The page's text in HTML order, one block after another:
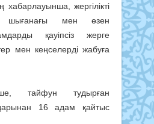
жергілікті
шығанағы мен өзен
қауіпсіз жерге
мен кеңселерді жабуға
тайфун тудырған
16 адам қайтыс